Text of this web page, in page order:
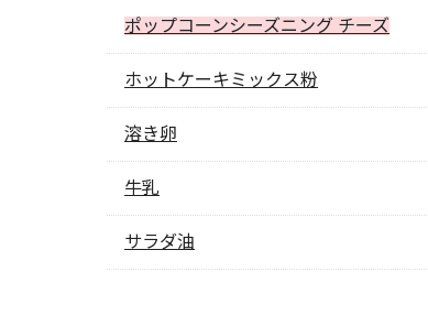
ポップコーンシーズニング チーズ
ホットケーキミックス粉
溶き卵
牛乳
サラダ油